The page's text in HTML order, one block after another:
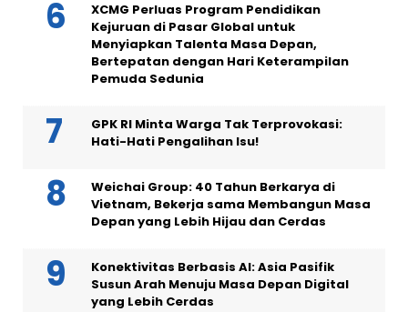
XCMG Perluas Program Pendidikan
Kejuruan di Pasar Global untuk
Menyiapkan Talenta Masa Depan,
Bertepatan dengan Hari Keterampilan
Pemuda Sedunia
GPK RI Minta Warga Tak Terprovokasi:
Hati-Hati Pengalihan Isu!
Weichai Group: 40 Tahun Berkarya di
Vietnam, Bekerja sama Membangun Masa
Depan yang Lebih Hijau dan Cerdas
Konektivitas Berbasis AI: Asia Pasifik
Susun Arah Menuju Masa Depan Digital
yang Lebih Cerdas